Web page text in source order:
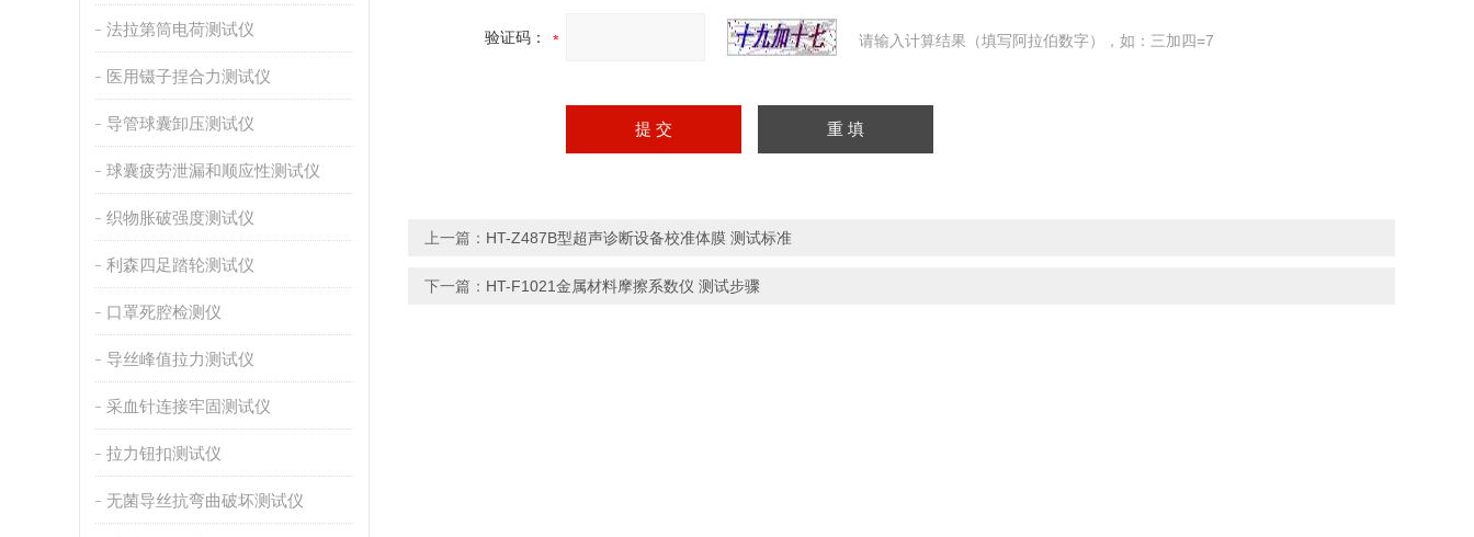
法拉第筒电荷测试仪
医用镊子捏合力测试仪
导管球囊卸压测试仪
球囊疲劳泄漏和顺应性测试仪
织物胀破强度测试仪
利森四足踏轮测试仪
口罩死腔检测仪
导丝峰值拉力测试仪
采血针连接牢固测试仪
拉力钮扣测试仪
无菌导丝抗弯曲破坏测试仪
验证码： 请输入计算结果（填写阿拉伯数字），如：三加四=7
上一篇： HT-Z487B型超声诊断设备校准体膜 测试标准
下一篇： HT-F1021金属材料摩擦系数仪 测试步骤